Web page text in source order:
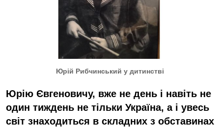
Юрій Рибчинський у дитинстві
Юрію Євгеновичу, вже не день і навіть не
один тиждень не тільки Україна, а і увесь
світ знаходиться в складних з обставинах